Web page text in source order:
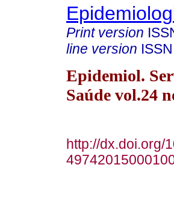
Print version
line version ISSN
Epidemiol.
Saúde vol.24
http://dx.doi.org/